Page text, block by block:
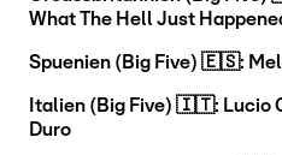
What The Hell Just
Spuenien (Big Five) 🇪🇸:
Italien (Big Five) 🇮🇹: Lucio
Duro